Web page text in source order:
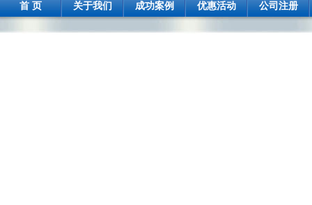
首 页 关于我们 成功案例 优惠活动 公司注册